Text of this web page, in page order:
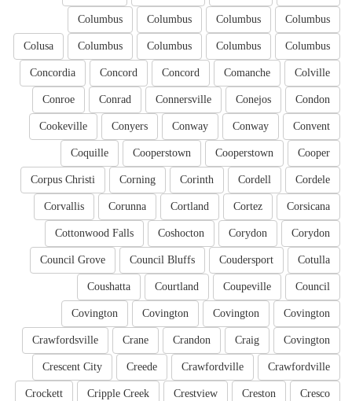
Columbus
Columbus
Columbus
Columbus
Columbus
Columbus
Columbus
Columbus
Colusa
Colville
Comanche
Concord
Concord
Concordia
Condon
Conejos
Connersville
Conrad
Conroe
Convent
Conway
Conway
Conyers
Cookeville
Cooper
Cooperstown
Cooperstown
Coquille
Cordele
Cordell
Corinth
Corning
Corpus Christi
Corsicana
Cortez
Cortland
Corunna
Corvallis
Corydon
Corydon
Coshocton
Cottonwood Falls
Cotulla
Coudersport
Council Bluffs
Council Grove
Council
Coupeville
Courtland
Coushatta
Covington
Covington
Covington
Covington
Covington
Craig
Crandon
Crane
Crawfordsville
Crawfordville
Crawfordville
Creede
Crescent City
Cresco
Creston
Crestview
Cripple Creek
Crockett